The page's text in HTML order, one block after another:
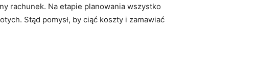
rachunek. Na etapie planowania wszystko
Stąd pomysł, by ciąć koszty i zamawiać